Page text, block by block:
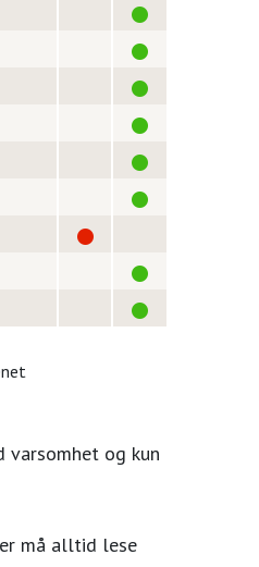
varsomhet og kun
må alltid lese